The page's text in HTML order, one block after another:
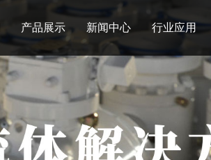
产品展示 新闻中心 行业应用